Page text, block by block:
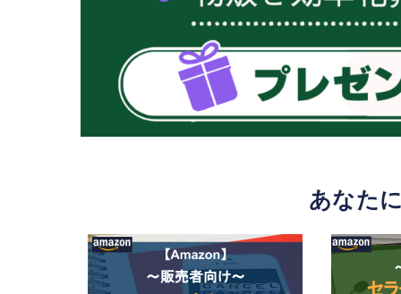
あなた